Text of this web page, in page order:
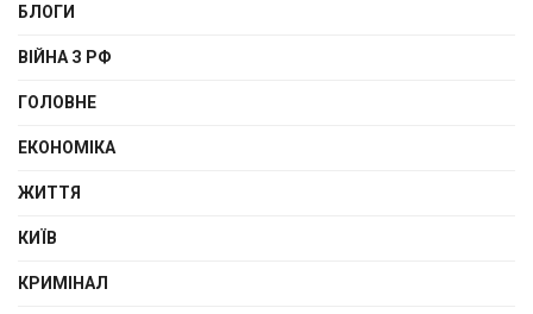
БЛОГИ
ВІЙНА З РФ
ГОЛОВНЕ
ЕКОНОМІКА
ЖИТТЯ
КИЇВ
КРИМІНАЛ